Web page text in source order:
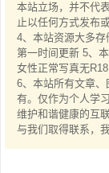
本站立场，并不代
止以任何方式发布
4、本站资源大多
第一时间更新 5、
女性正常写真无
6、本站所有文章
有。仅作为个人学
维护和谐健康的互
与我们取得联系，